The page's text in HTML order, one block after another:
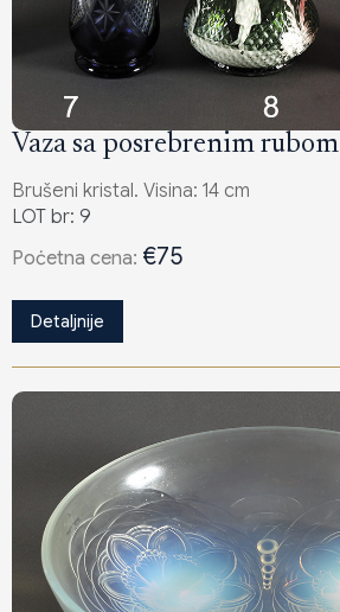
Vaza sa posrebrenim rubom
Brušeni kristal. Visina: 14 cm
LOT br: 9
Poċetna cena: €75
Detaljnije